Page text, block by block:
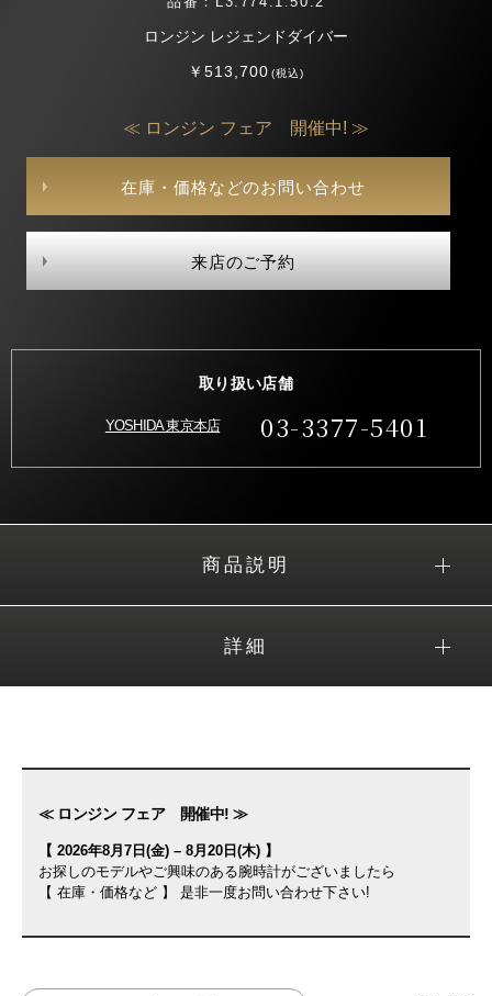
ロンジン レジェンドダイバー
￥513,700(税込)
≪ ロンジン フェア 開催中! ≫
在庫・価格などのお問い合わせ
来店のご予約
取り扱い店舗
YOSHIDA 東京本店 03-3377-5401
商品説明
詳細
≪ ロンジン フェア 開催中! ≫
【 2026年8月7日(金) – 8月20日(木) 】
お探しのモデルやご興味のある腕時計がございましたら
【 在庫・価格など 】 是非一度お問い合わせ下さい!